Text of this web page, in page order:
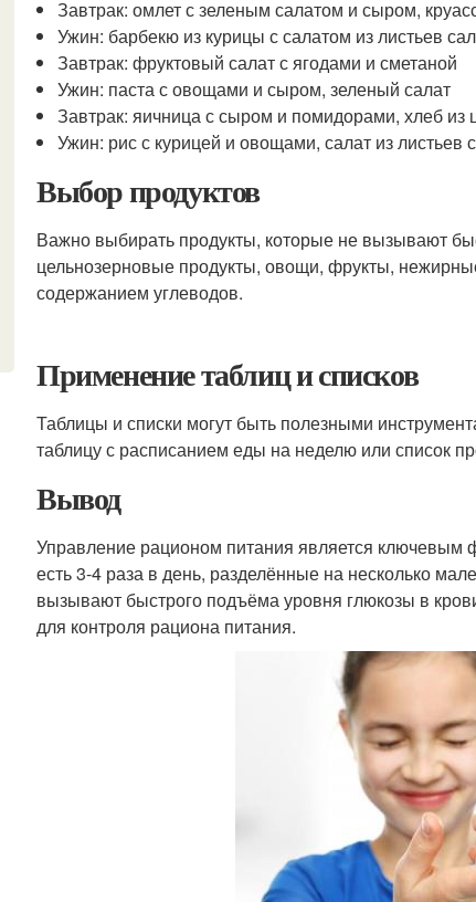
Завтрак: омлет с зеленым салатом и сыром,
Ужин: барбекю из курицы с салатом из листьев
Завтрак: фруктовый салат с ягодами и сметаной
Ужин: паста с овощами и сыром, зеленый салат
Завтрак: яичница с сыром и помидорами, хлеб
Ужин: рис с курицей и овощами, салат из листьев
Выбор продуктов
Важно выбирать продукты, которые не вызывают
цельнозерновые продукты, овощи, фрукты,
содержанием углеводов.
Применение таблиц и списков
Таблицы и списки могут быть полезными
таблицу с расписанием еды на неделю или список
Вывод
Управление рационом питания является ключевым
есть 3-4 раза в день, разделённые на несколько
вызывают быстрого подъёма уровня глюкозы в
для контроля рациона питания.